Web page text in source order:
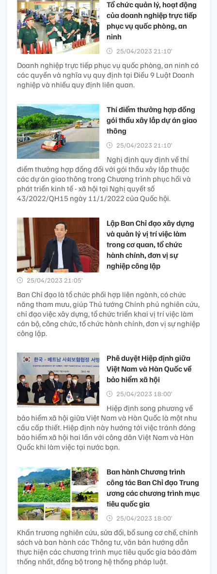
Tổ chức quản lý, hoạt động
của doanh nghiệp trực tiếp
phục vụ quốc phòng, an
ninh
25/04/2023 21:10’
Doanh nghiệp trực tiếp phục vụ quốc phòng, an ninh có
các quyền và nghĩa vụ quy định tại Điều 9 Luật Doanh
nghiệp và nhiều quy định liên quan.
Thí điểm thưởng hợp đồng
gói thầu xây lắp dự án giao
thông
25/04/2023 21:10’
Nghị định quy định về thí
điểm thưởng hợp đồng đối với gói thầu xây lắp thuộc
các dự án giao thông trong Chương trình phục hồi và
phát triển kinh tế - xã hội tại Nghị quyết số
43/2022/QH15 ngày 11/1/2022 của Quốc hội.
Lập Ban Chỉ đạo xây dựng
và quản lý vị trí việc làm
trong cơ quan, tổ chức
hành chính, đơn vị sự
nghiệp công lập
25/04/2023 21:05’
Ban Chỉ đạo là tổ chức phối hợp liên ngành, có chức
năng tham mưu, giúp Thủ tướng Chính phủ nghiên cứu,
chỉ đạo việc xây dựng, tổ chức triển khai vị trí việc làm
cán bộ, công chức, tổ chức hành chính, đơn vị sự nghiệp
công lập.
Phê duyệt Hiệp định giữa
Việt Nam và Hàn Quốc về
bảo hiểm xã hội
25/04/2023 18:00’
Hiệp định song phương về
bảo hiểm xã hội giữa Việt Nam và Hàn Quốc là một nhu
cầu cấp thiết. Hiệp định này hướng tới việc tránh đóng
bảo hiểm xã hội hai lần với công dân Việt Nam và Hàn
Quốc khi làm việc tại nước bạn.
Ban hành Chương trình
công tác Ban Chỉ đạo Trung
ương các chương trình mục
tiêu quốc gia
25/04/2023 18:00’
Khẩn trương nghiên cứu, sửa đổi, bổ sung cơ chế, chính
sách và ban hành các Thông tư, văn bản hướng dẫn
thực hiện các chương trình mục tiêu quốc gia bảo đảm
thống nhất, đồng bộ trong hệ thống pháp luật.